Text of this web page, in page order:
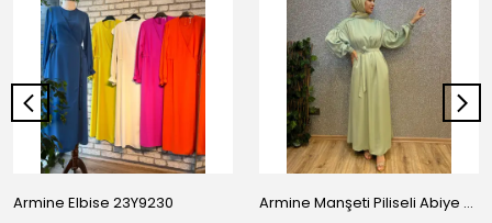
Armine Elbise 23Y9230 Armine Manşeti Piliseli Abiye Elbise 23Y9617